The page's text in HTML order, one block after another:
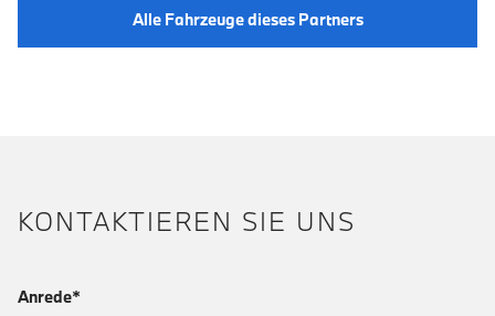
Alle Fahrzeuge dieses Partners
KONTAKTIEREN SIE UNS
Anrede*